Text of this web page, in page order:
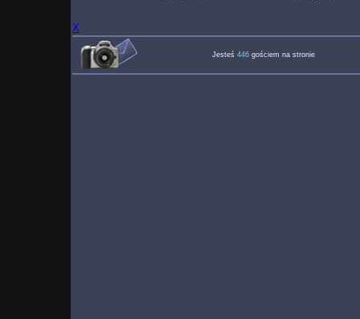
X
Jesteś 446 gościem na stronie